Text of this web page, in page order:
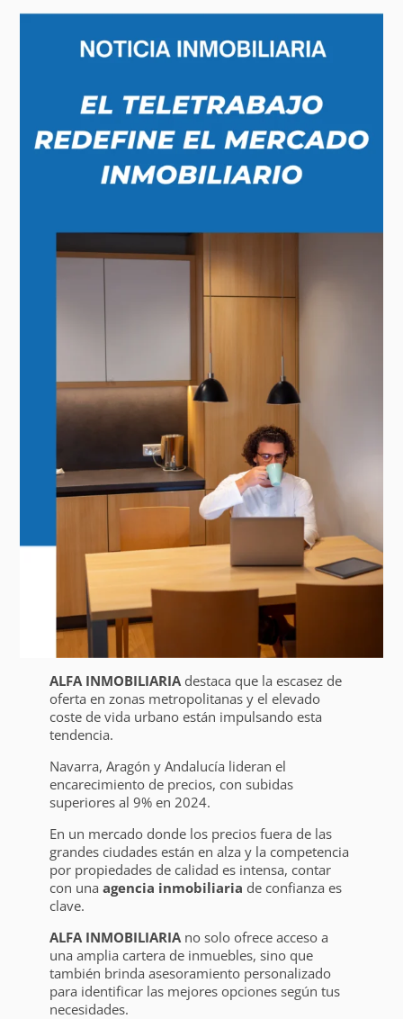
ALFA INMOBILIARIAdestaca que la escasez de
oferta en zonas metropolitanas y el elevado
coste de vida urbano están impulsando esta
tendencia.
Navarra, Aragón y Andalucía lideran el
encarecimiento de precios, con subidas
superiores al 9% en 2024.
En un mercado donde los precios fuera de las
grandes ciudades están en alza y la competencia
por propiedades de calidad es intensa, contar
con una agencia inmobiliaria de confianza es
clave.
ALFA INMOBILIARIAno solo ofrece acceso a
una amplia cartera de inmuebles, sino que
también brinda asesoramiento personalizado
para identificar las mejores opciones según tus
necesidades.